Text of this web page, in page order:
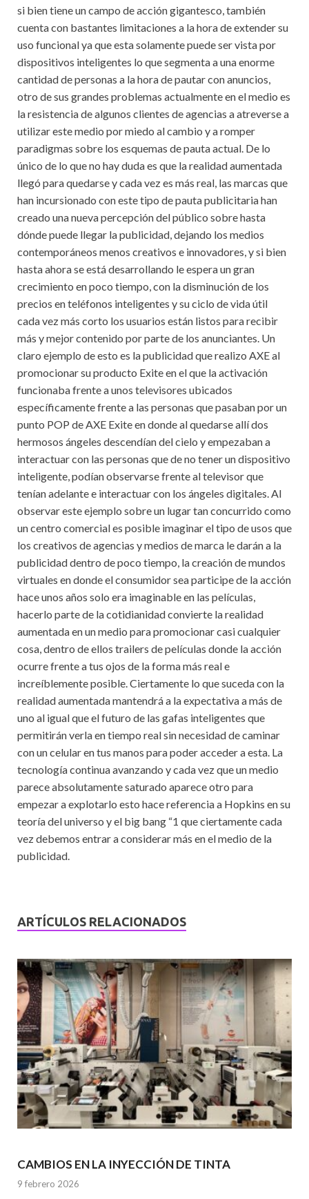
si bien tiene un campo de acción gigantesco, también
cuenta con bastantes limitaciones a la hora de extender su
uso funcional ya que esta solamente puede ser vista por
dispositivos inteligentes lo que segmenta a una enorme
cantidad de personas a la hora de pautar con anuncios,
otro de sus grandes problemas actualmente en el medio es
la resistencia de algunos clientes de agencias a atreverse a
utilizar este medio por miedo al cambio y a romper
paradigmas sobre los esquemas de pauta actual. De lo
único de lo que no hay duda es que la realidad aumentada
llegó para quedarse y cada vez es más real, las marcas que
han incursionado con este tipo de pauta publicitaria han
creado una nueva percepción del público sobre hasta
dónde puede llegar la publicidad, dejando los medios
contemporáneos menos creativos e innovadores, y si bien
hasta ahora se está desarrollando le espera un gran
crecimiento en poco tiempo, con la disminución de los
precios en teléfonos inteligentes y su ciclo de vida útil
cada vez más corto los usuarios están listos para recibir
más y mejor contenido por parte de los anunciantes. Un
claro ejemplo de esto es la publicidad que realizo AXE al
promocionar su producto Exite en el que la activación
funcionaba frente a unos televisores ubicados
específicamente frente a las personas que pasaban por un
punto POP de AXE Exite en donde al quedarse allí dos
hermosos ángeles descendían del cielo y empezaban a
interactuar con las personas que de no tener un dispositivo
inteligente, podían observarse frente al televisor que
tenían adelante e interactuar con los ángeles digitales. Al
observar este ejemplo sobre un lugar tan concurrido como
un centro comercial es posible imaginar el tipo de usos que
los creativos de agencias y medios de marca le darán a la
publicidad dentro de poco tiempo, la creación de mundos
virtuales en donde el consumidor sea participe de la acción
hace unos años solo era imaginable en las películas,
hacerlo parte de la cotidianidad convierte la realidad
aumentada en un medio para promocionar casi cualquier
cosa, dentro de ellos trailers de películas donde la acción
ocurre frente a tus ojos de la forma más real e
increíblemente posible. Ciertamente lo que suceda con la
realidad aumentada mantendrá a la expectativa a más de
uno al igual que el futuro de las gafas inteligentes que
permitirán verla en tiempo real sin necesidad de caminar
con un celular en tus manos para poder acceder a esta. La
tecnología continua avanzando y cada vez que un medio
parece absolutamente saturado aparece otro para
empezar a explotarlo esto hace referencia a Hopkins en su
teoría del universo y el big bang “1 que ciertamente cada
vez debemos entrar a considerar más en el medio de la
publicidad.
ARTÍCULOS RELACIONADOS
CAMBIOS EN LA INYECCIÓN DE TINTA
9 febrero 2026